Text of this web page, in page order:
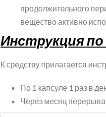
продолжительного
вещество активно
Инструкция
К средству прилагается
По 1 капсуле 1 раз в
Через месяц перерыва